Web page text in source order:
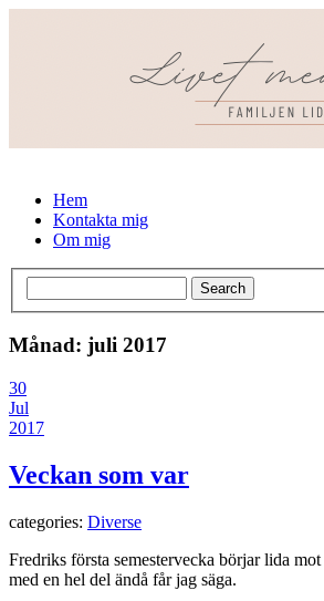
Hem
Kontakta mig
Om mig
Månad: juli 2017
30
Jul
2017
Veckan som var
categories: Diverse
Fredriks första semestervecka börjar lida
med en hel del ändå får jag säga.